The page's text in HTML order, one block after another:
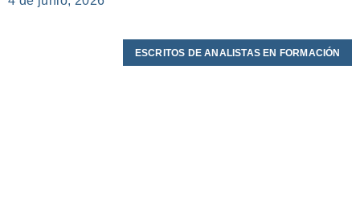
ESCRITOS DE ANALISTAS EN FORMACIÓN